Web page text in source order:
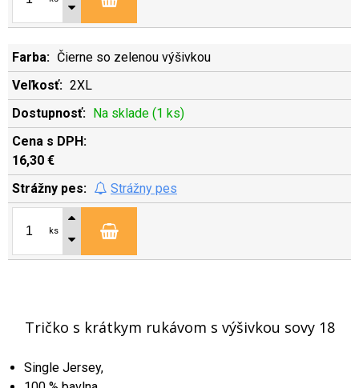
Čierne so zelenou výšivkou
2XL
Na sklade (1 ks)
16,30 €
Strážny pes
ks
Tričko s krátkym rukávom s výšivkou sovy 18
Single Jersey,